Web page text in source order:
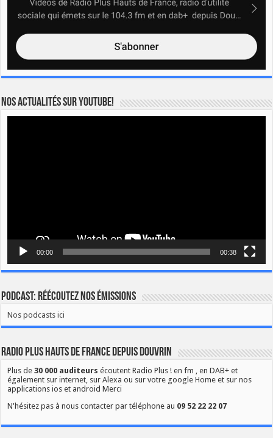
Nos actualités sur YOUTUBE!
00:00 00:38
Podcast: Réécoutez nos émissions
Nos podcasts ici
Radio Plus Hauts de France depuis Douvrin
Plus de30 000 auditeurs écoutent Radio Plus ! en fm , en DAB+ et
également sur internet, sur Alexa ou sur votre google Home et sur nos
applications ios et android Merci
N'hésitez pas à nous contacter par téléphone au 09 52 22 22 07